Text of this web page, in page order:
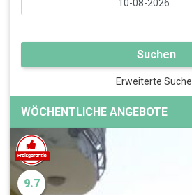
Suchen
Erweiterte Suche
WÖCHENTLICHE ANGEBOTE
9.7